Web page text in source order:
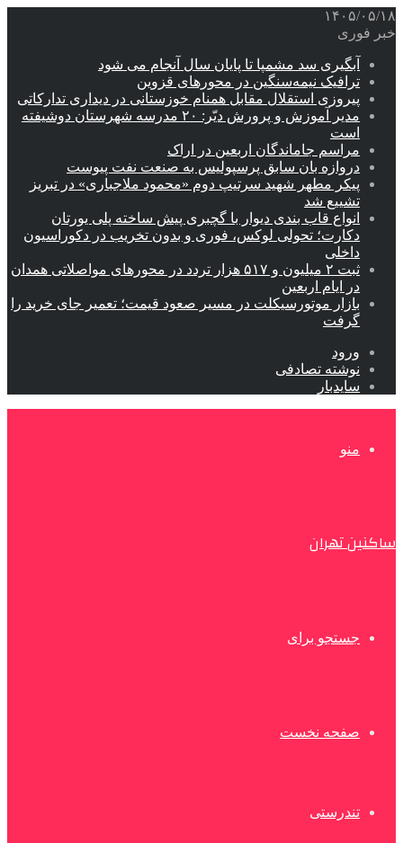
۱۴۰۵/۰۵/۱۸
خبر فوری
آبگیری سد مشمپا تا پایان سال آنجام می شود
ترافیک نیمه‌سنگین در محورهای قزوین
پیروزی استقلال مقابل همنام خوزستانی در دیداری تدارکاتی
مدیر آموزش و پرورش دیّر: ۲۰ مدرسه شهرستان دوشیفته
است
مراسم جاماندگان اربعین در اراک
دروازه بان سابق پرسپولیس به صنعت نفت پیوست
پیکر مطهر شهید سرتیپ دوم «محمود ملاجباری» در تبریز
تشییع شد
انواع قاب بندی دیوار با گچبری پیش ساخته پلی یورتان
دکارت؛ تحولی لوکس، فوری و بدون تخریب در دکوراسیون
داخلی
ثبت ۲ میلیون و ۵۱۷ هزار تردد در محورهای مواصلاتی همدان
در ایام اربعین
بازار موتورسیکلت در مسیر صعود قیمت؛ تعمیر جای خرید را
گرفت
ورود
نوشته تصادفی
سایدبار
منو
ساکنین تهران
جستجو برای
صفحه نخست
تندرستی